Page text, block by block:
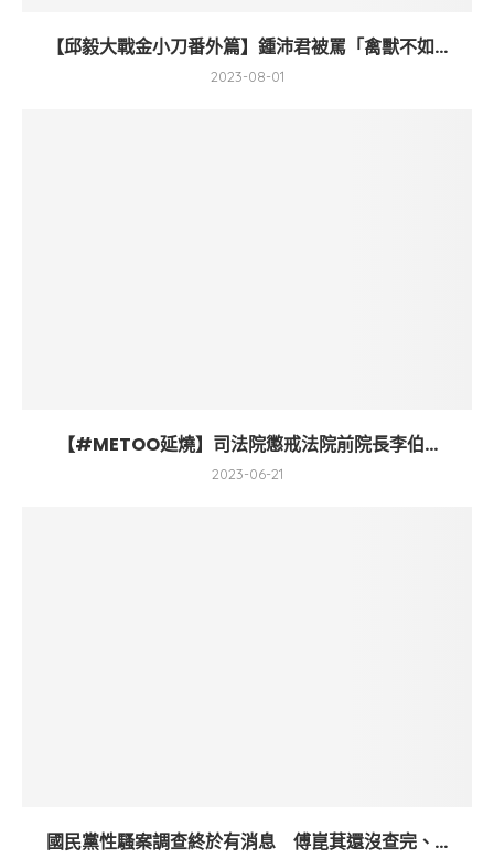
【邱毅大戰金小刀番外篇】鍾沛君被罵「禽獸不如...
2023-08-01
【#METOO延燒】司法院懲戒法院前院長李伯...
2023-06-21
國民黨性騷案調查終於有消息 傅崑萁還沒查完、...